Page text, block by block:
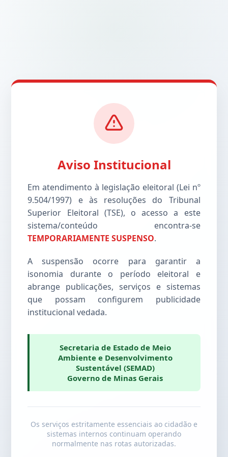
Aviso Institucional
Em atendimento à legislação eleitoral (Lei nº
9.504/1997) e às resoluções do Tribunal
Superior Eleitoral (TSE), o acesso a este
sistema/conteúdo encontra-se
TEMPORARIAMENTE SUSPENSO.
A suspensão ocorre para garantir a
isonomia durante o período eleitoral e
abrange publicações, serviços e sistemas
que possam configurem publicidade
institucional vedada.
Secretaria de Estado de Meio
Ambiente e Desenvolvimento
Sustentável (SEMAD)
Governo de Minas Gerais
Os serviços estritamente essenciais ao cidadão e
sistemas internos continuam operando
normalmente nas rotas autorizadas.